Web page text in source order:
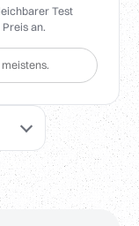
Test
an.